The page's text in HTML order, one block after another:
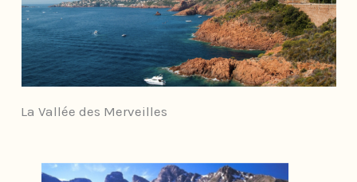
La Vallée des Merveilles